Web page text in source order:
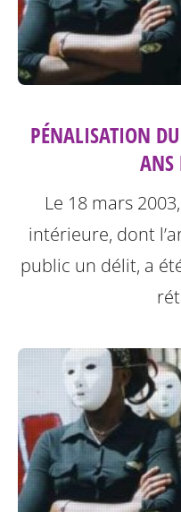
PÉNALISATION
ANS
Le 18 mars
intérieure, dont
public un délit, a